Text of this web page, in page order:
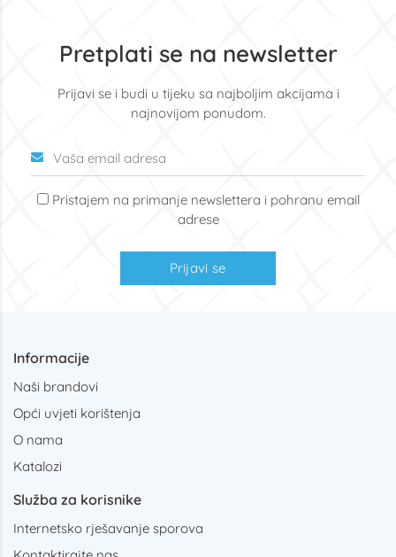
Pretplati se na newsletter
Prijavi se i budi u tijeku sa najboljim akcijama i
najnovijom ponudom.
Pristajem na primanje newslettera i pohranu email
adrese
Prijavi se
Informacije
Naši brandovi
Opći uvjeti korištenja
O nama
Katalozi
Služba za korisnike
Internetsko rješavanje sporova